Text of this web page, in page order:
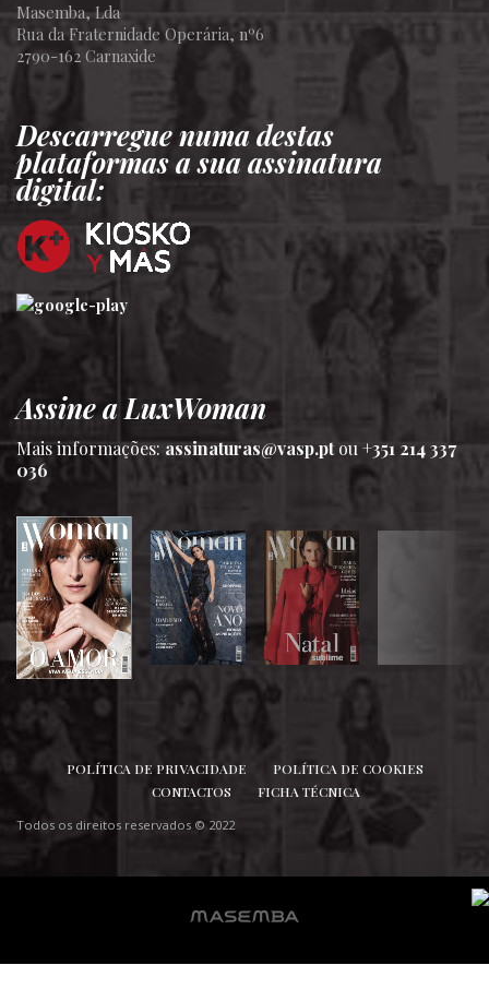
SIGA-NOS
Masemba, Lda
Rua da Fraternidade Operária, nº6
2790-162 Carnaxide
Descarregue numa destas
plataformas a sua assinatura
digital:
Assine a LuxWoman
Mais informações:assinaturas@vasp.ptou +351 214 337
036
POLÍTICA DE PRIVACIDADE
POLÍTICA DE COOKIES
CONTACTOS
FICHA TÉCNICA
Todos os direitos reservados © 2022